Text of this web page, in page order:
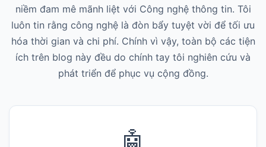
niềm đam mê mãnh liệt với Công nghệ thông tin. Tôi
luôn tin rằng công nghệ là đòn bẩy tuyệt vời để tối ưu
hóa thời gian và chi phí. Chính vì vậy, toàn bộ các tiện
ích trên blog này đều do chính tay tôi nghiên cứu và
phát triển để phục vụ cộng đồng.